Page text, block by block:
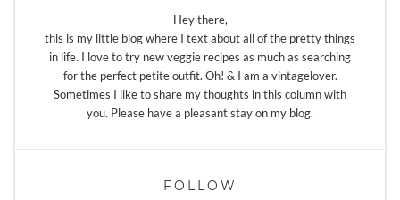
Hey there,
this is my little blog where I text about all of the pretty things
in life. I love to try new veggie recipes as much as searching
for the perfect petite outfit. Oh! & I am a vintagelover.
Sometimes I like to share my thoughts in this column with
you. Please have a pleasant stay on my blog.
FOLLOW